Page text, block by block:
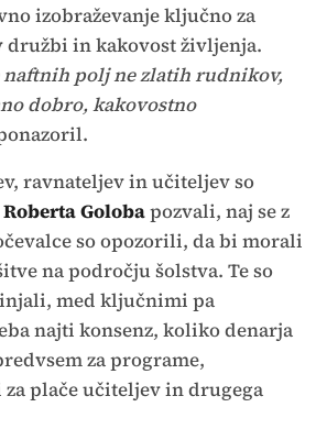
izobraževanje ključno za
družbi in kakovost življenja.
naftnih polj ne zlatih rudnikov,
dobro, kakovostno
ravnateljev in učiteljev so
Roberta Golobapozvali, naj se z
so opozorili, da bi morali
na področju šolstva. Te so
med ključnimi pa
najti konsenz, koliko denarja
za programe,
plače učiteljev in drugega